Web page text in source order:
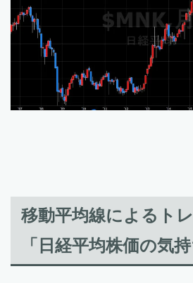
移動平均線による
「日経平均株価の気持